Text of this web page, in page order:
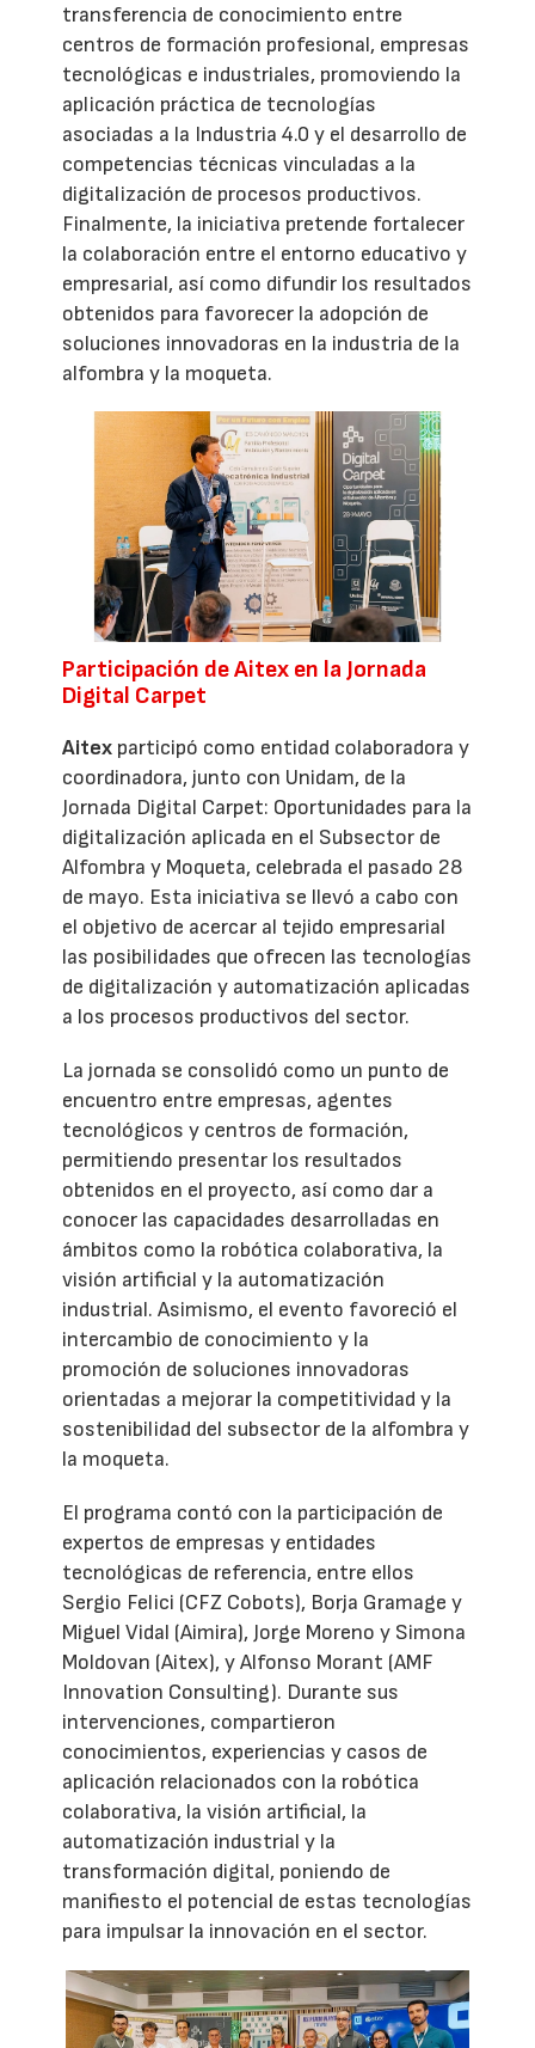
transferencia de conocimiento entre
centros de formación profesional, empresas
tecnológicas e industriales, promoviendo la
aplicación práctica de tecnologías
asociadas a la Industria 4.0 y el desarrollo de
competencias técnicas vinculadas a la
digitalización de procesos productivos.
Finalmente, la iniciativa pretende fortalecer
la colaboración entre el entorno educativo y
empresarial, así como difundir los resultados
obtenidos para favorecer la adopción de
soluciones innovadoras en la industria de la
alfombra y la moqueta.
Participación de Aitex en la Jornada
Digital Carpet
Aitex participó como entidad colaboradora y
coordinadora, junto con Unidam, de la
Jornada Digital Carpet: Oportunidades para la
digitalización aplicada en el Subsector de
Alfombra y Moqueta, celebrada el pasado 28
de mayo. Esta iniciativa se llevó a cabo con
el objetivo de acercar al tejido empresarial
las posibilidades que ofrecen las tecnologías
de digitalización y automatización aplicadas
a los procesos productivos del sector.
La jornada se consolidó como un punto de
encuentro entre empresas, agentes
tecnológicos y centros de formación,
permitiendo presentar los resultados
obtenidos en el proyecto, así como dar a
conocer las capacidades desarrolladas en
ámbitos como la robótica colaborativa, la
visión artificial y la automatización
industrial. Asimismo, el evento favoreció el
intercambio de conocimiento y la
promoción de soluciones innovadoras
orientadas a mejorar la competitividad y la
sostenibilidad del subsector de la alfombra y
la moqueta.
El programa contó con la participación de
expertos de empresas y entidades
tecnológicas de referencia, entre ellos
Sergio Felici (CFZ Cobots), Borja Gramage y
Miguel Vidal (Aimira), Jorge Moreno y Simona
Moldovan (Aitex), y Alfonso Morant (AMF
Innovation Consulting). Durante sus
intervenciones, compartieron
conocimientos, experiencias y casos de
aplicación relacionados con la robótica
colaborativa, la visión artificial, la
automatización industrial y la
transformación digital, poniendo de
manifiesto el potencial de estas tecnologías
para impulsar la innovación en el sector.